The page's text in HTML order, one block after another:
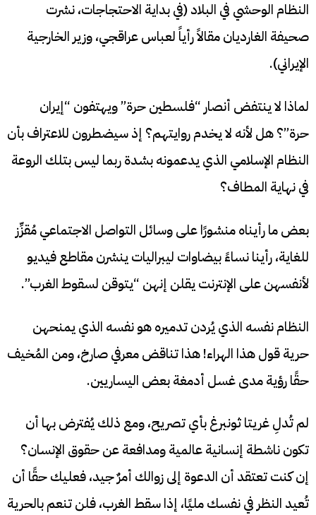
النظام الوحشي في البلاد (في بداية الاحتجاجات، نشرت
صحيفة الغارديان مقالاً رأياً لعباس عراقجي، وزير الخارجية
الإيراني).
لماذا لا ينتفض أنصار “فلسطين حرة” ويهتفون “إيران
حرة”؟ هل لأنه لا يخدم روايتهم؟ إذ سيضطرون للاعتراف بأن
النظام الإسلامي الذي يدعمونه بشدة ربما ليس بتلك الروعة
في نهاية المطاف؟
بعض ما رأيناه منشورًا على وسائل التواصل الاجتماعي مُقزِّز
للغاية، رأينا نساءً بيضاوات ليبراليات ينشرن مقاطع فيديو
لأنفسهن على الإنترنت يقلن إنهن “يتوقن لسقوط الغرب”.
النظام نفسه الذي يُردن تدميره هو نفسه الذي يمنحهن
حرية قول هذا الهراء! هذا تناقض معرفي صارخ، ومن المُخيف
حقًا رؤية مدى غسل أدمغة بعض اليساريين.
لم تُدلِ غريتا ثونبرغ بأي تصريح، ومع ذلك يُفترض بها أن
تكون ناشطة إنسانية عالمية ومدافعة عن حقوق الإنسان؟
إن كنت تعتقد أن الدعوة إلى زوالك أمرٌ جيد، فعليك حقًا أن
تُعيد النظر في نفسك مليًا، إذا سقط الغرب، فلن تنعم بالحرية